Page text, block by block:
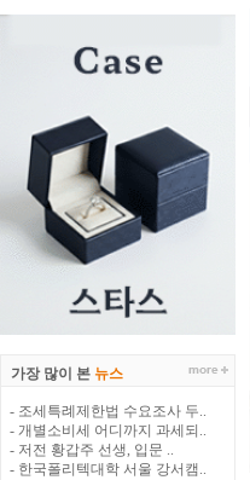
가장 많이 본 뉴스
- 조세특례제한법 수요조사 두..
- 개별소비세 어디까지 과세되..
- 저전 황갑주 선생, 입문 ..
- 한국폴리텍대학 서울 강서캠..